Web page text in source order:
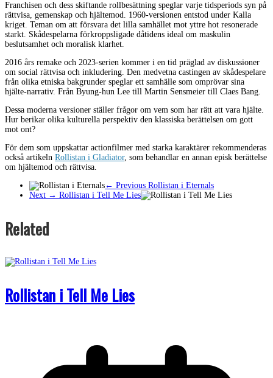
Franchisen och dess skiftande rollbesättning speglar varje tidsperiods syn på
rättvisa, gemenskap och hjältemod. 1960-versionen entstod under Kalla
kriget. Teman om att försvara det lilla samhället mot yttre hot resonerade
starkt. Skådespelarna förkroppsligade dåtidens ideal om maskulin
beslutsamhet och moralisk klarhet.
2016 års remake och 2023-serien kommer i en tid präglad av diskussioner
om social rättvisa och inkludering. Den medvetna castingen av skådespelare
från olika etniska bakgrunder speglar ett samhälle som omprövar sina
hjälte-narrativ. Från Byung-hun Lee till Martin Sensmeier till Claes Bang.
Dessa moderna versioner ställer frågor om vem som har rätt att vara hjälte.
Hur berikar olika kulturella perspektiv den klassiska berättelsen om gott
mot ont?
För dem som uppskattar actionfilmer med starka karaktärer rekommenderas
också artikeln Rollistan i Gladiator, som behandlar en annan episk berättelse
om hjältemod och rättvisa.
← Previous Rollistan i Eternals
Next → Rollistan i Tell Me Lies
Related
Rollistan i Tell Me Lies